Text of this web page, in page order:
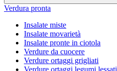
Verdura pronta
Insalate miste
Insalate movarietà
Insalate pronte in ciotola
Verdure da cuocere
Verdure ortaggi grigliati
Verdure ortaggi legumi lessati